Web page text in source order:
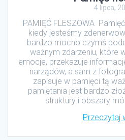
4 lipca,
PAMIĘĆ FLESZOWA
kiedy jesteśmy
bardzo mocno czymś
ważnym zdarzeniu, które
emocje, przekazuje
narządów, a sam z
zapisuje w pamięci tą
pamiętania jest bardzo
struktury i obszary
Przeczytaj